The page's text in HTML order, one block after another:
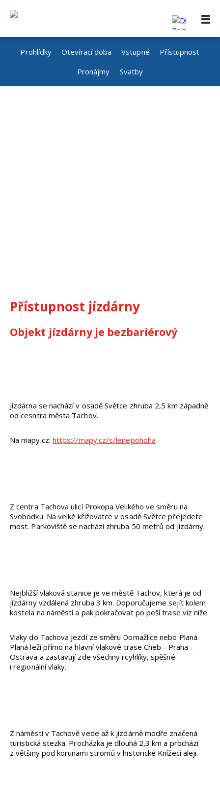
Prohlídky Otevírací doba Vstupné
Přístupnost
Pronájmy
Svatby
Přístupnost jízdárny
Objekt jízdárny je bezbariérový
Jízdárna se nachází v osadě Světce zhruba 2,5 km západně
od cesntra města Tachov.
Na mapy.cz: https://mapy.cz/s/lenepohoha
Z centra Tachova ulicí Prokopa Velikého ve směru na
Svobodku. Na velké křižovatce v osadě Světce přejedete
most. Parkoviště se nachází zhruba 50 metrů od jízdárny.
Nejbližší vlaková stanice je ve městě Tachov, která je od
jízdárny vzdálená zhruba 3 km. Doporučujeme sejít kolem
kostela na náměstí a pak pokračovat po peší trase viz níže.
Vlaky do Tachova jezdí ze směru Domažlice nebo Planá.
Planá leží přímo na hlavní vlakové trase Cheb - Praha -
Ostrava a zastavují zde všechny rcyhlíky, spěšné
i regionální vlaky.
Z náměstí v Tachově vede až k jízdárně modře značená
turistická stezka. Procházka je dlouhá 2,3 km a prochází
z většiny pod korunami stromů v historické Knížecí aleji.